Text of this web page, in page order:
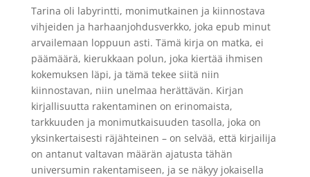
Tarina oli labyrintti, monimutkainen ja kiinnostava
vihjeiden ja harhaanjohdusverkko, joka epub minut
arvailemaan loppuun asti. Tämä kirja on matka, ei
päämäärä, kierukkaan polun, joka kiertää ihmisen
kokemuksen läpi, ja tämä tekee siitä niin
kiinnostavan, niin unelmaa herättävän. Kirjan
kirjallisuutta rakentaminen on erinomaista,
tarkkuuden ja monimutkaisuuden tasolla, joka on
yksinkertaisesti räjähteinen – on selvää, että kirjailija
on antanut valtavan määrän ajatusta tähän
universumin rakentamiseen, ja se näkyy jokaisella